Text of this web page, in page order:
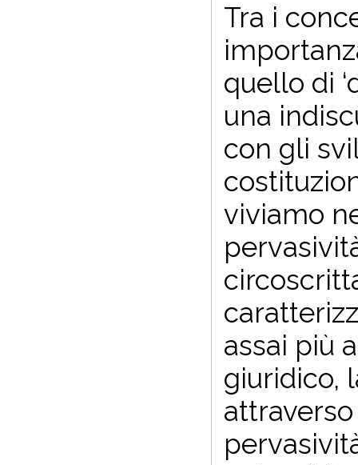
Tra i
quello di
una
con gli
viviamo
assai più
giuridico,